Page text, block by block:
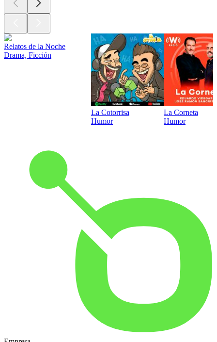
Relatos de la Noche
Drama, Ficción
La Cotorrisa
Humor
La Corneta
Humor